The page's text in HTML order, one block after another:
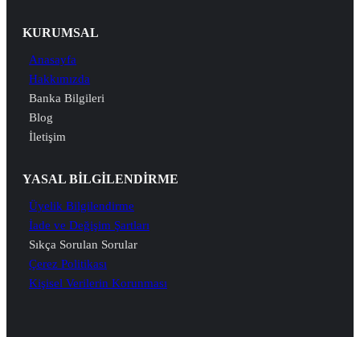
KURUMSAL
Anasayfa
Hakkımızda
Banka Bilgileri
Blog
İletişim
YASAL BİLGİLENDİRME
Üyelik Bilgilendirme
İade ve Değişim Şartları
Sıkça Sorulan Sorular
Çerez Politikası
Kişisel Verilerin Korunması